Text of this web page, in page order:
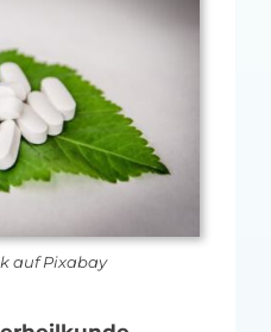
Anmeldung
heute.de
auf Pixabay